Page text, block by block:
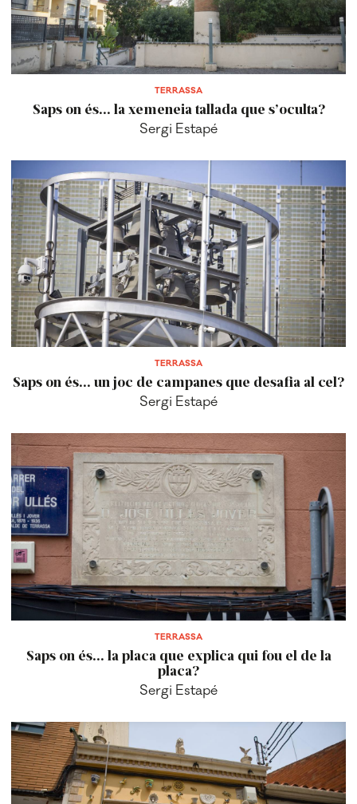
TERRASSA
Saps on és... la xemeneia tallada que s’oculta?
Sergi Estapé
TERRASSA
Saps on és... un joc de campanes que desafia al cel?
Sergi Estapé
TERRASSA
Saps on és... la placa que explica qui fou el de la
placa?
Sergi Estapé